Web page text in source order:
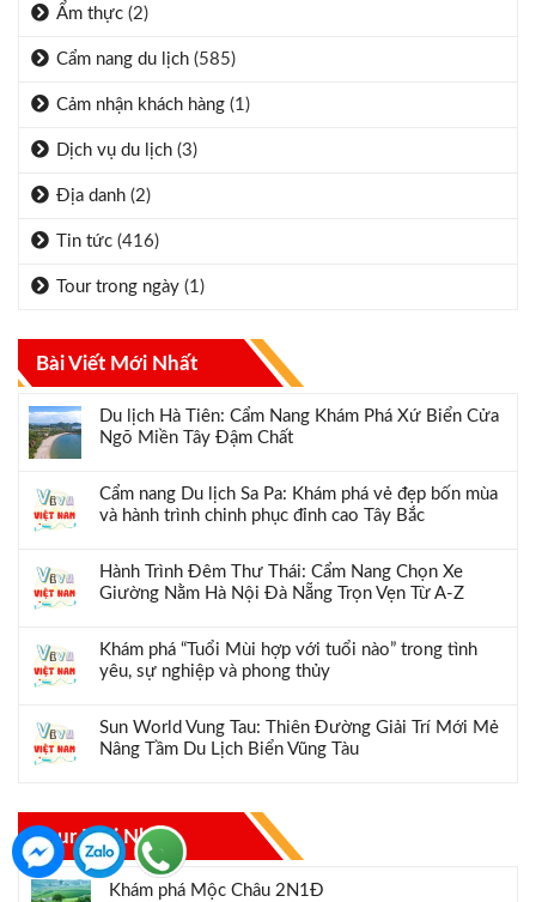
Ẩm thực (2)
Cẩm nang du lịch (585)
Cảm nhận khách hàng (1)
Dịch vụ du lịch (3)
Địa danh (2)
Tin tức (416)
Tour trong ngày (1)
Bài Viết Mới Nhất
Du lịch Hà Tiên: Cẩm Nang Khám Phá Xứ Biển Cửa
Ngõ Miền Tây Đậm Chất
Cẩm nang Du lịch Sa Pa: Khám phá vẻ đẹp bốn mùa
và hành trình chinh phục đỉnh cao Tây Bắc
Hành Trình Đêm Thư Thái: Cẩm Nang Chọn Xe
Giường Nằm Hà Nội Đà Nẵng Trọn Vẹn Từ A-Z
Khám phá “Tuổi Mùi hợp với tuổi nào” trong tình
yêu, sự nghiệp và phong thủy
Sun World Vung Tau: Thiên Đường Giải Trí Mới Mẻ
Nâng Tầm Du Lịch Biển Vũng Tàu
Tour Mới Nhất
Khám phá Mộc Châu 2N1Đ